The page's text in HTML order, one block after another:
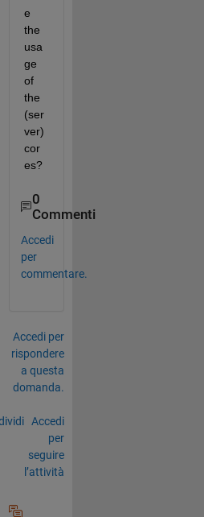
e
the
usa
ge
of
the
(ser
ver)
cor
es?
0
Commenti
Accedi
per
commentare.
Accedi per
rispondere
a questa
domanda.
Accedi
per
seguire
l’attività